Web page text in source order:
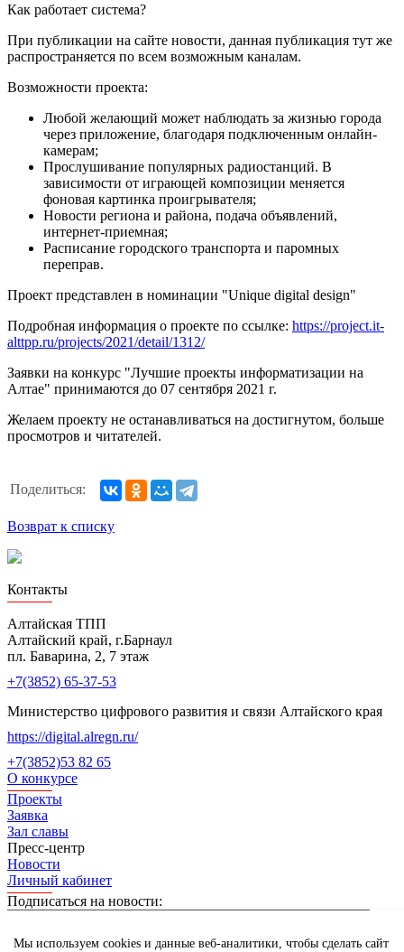
Как работает система?
При публикации на сайте новости, данная публикация тут же
распространяется по всем возможным каналам.
Возможности проекта:
Любой желающий может наблюдать за жизнью города
через приложение, благодаря подключенным онлайн-
камерам;
Прослушивание популярных радиостанций. В
зависимости от играющей композиции меняется
фоновая картинка проигрывателя;
Новости региона и района, подача объявлений,
интернет-приемная;
Расписание городского транспорта и паромных
переправ.
Проект представлен в номинации "Unique digital design"
Подробная информация о проекте по ссылке: https://project.it-
alttpp.ru/projects/2021/detail/1312/
Заявки на конкурс "Лучшие проекты информатизации на
Алтае" принимаются до 07 сентября 2021 г.
Желаем проекту не останавливаться на достигнутом, больше
просмотров и читателей.
Поделиться:
Возврат к списку
Контакты
Алтайская ТПП
Алтайский край, г.Барнаул
пл. Баварина, 2, 7 этаж
+7(3852) 65-37-53
Министерство цифрового развития и связи Алтайского края
https://digital.alregn.ru/
+7(3852)53 82 65
О конкурсе
Проекты
Заявка
Зал славы
Пресс-центр
Новости
Личный кабинет
Подписаться на новости:
Нашли ошибку на сайте? Сообщите нам! Выделите текст с ошибкой и нажмите
Мы используем cookies и данные веб-аналитики, чтобы сделать сайт